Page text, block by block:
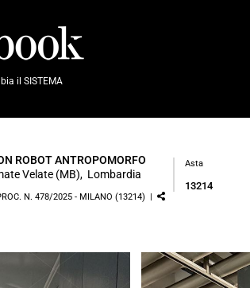
il SISTEMA
ROBOT ANTROPOMORFO
Velate (MB), Lombardia
N. 478/2025 - MILANO (13214) |
Asta
13214